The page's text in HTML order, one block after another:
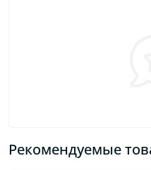
Рекомендуемые